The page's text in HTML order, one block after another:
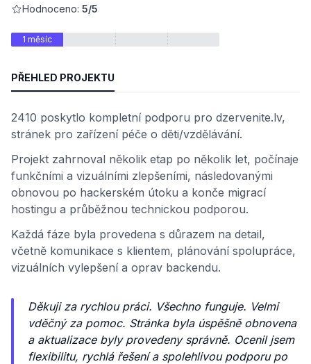
Hodnoceno: 5/5
1 měsíc
PŘEHLED PROJEKTU
2410 poskytlo kompletní podporu pro dzervenite.lv,
stránek pro zařízení péče o děti/vzdělávání.
Projekt zahrnoval několik etap po několik let, počínaje
funkčními a vizuálními zlepšeními, následovanými
obnovou po hackerském útoku a konče migrací
hostingu a průběžnou technickou podporou.
Každá fáze byla provedena s důrazem na detail,
včetně komunikace s klientem, plánování spolupráce,
vizuálních vylepšení a oprav backendu.
Děkuji za rychlou práci. Všechno funguje. Velmi
vděčný za pomoc. Stránka byla úspěšně obnovena
a aktualizace byly provedeny správně. Ocenil jsem
flexibilitu, rychlá řešení a spolehlivou podporu po